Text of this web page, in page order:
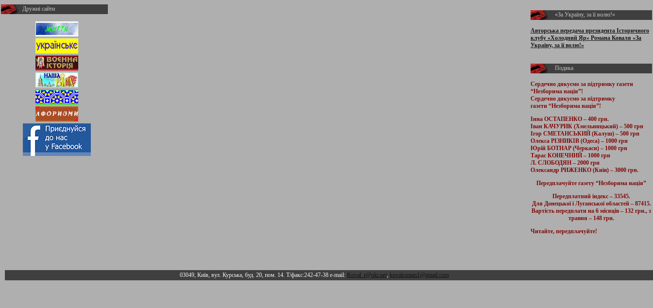
Дружні сайти
«За Україну, за її волю!»
Авторська передача президента Історичного
клубу «Холодний Яр» Романа Коваля «За
Україну, за її волю!»
Подяка
Сердечно дякуємо за підтримку газети
“Незборима нація”!
Сердечно дякуємо за підтримку
газети “Незборима нація”!
Інна ОСТАПЕНКО – 400 грн.
Іван КАЧУРИК (Хмельницький) – 500 грн
Ігор СМЕТАНСЬКИЙ (Калуш) – 500 грн
Олекса РІЗНИКІВ (Одеса) – 1000 грн
Юрій БОТНАР (Черкаси) – 1000 грн
Тарас КОНЕЧНИЙ – 1000 грн
Л. СЛОБОДЯН – 2000 грн
Олександр РИЖЕНКО (Київ) – 3000 грн.
Передплачуйте газету “Незборима нація”
Передплатний індекс – 33545.
Для Донецької і Луганської областей – 87415.
Вартість передплати на 6 місяців – 132 грн., з
травня – 148 грн.
Читайте, передплачуйте!
03049, Київ, вул. Курська, буд. 20, пом. 14. Т/факс:242-47-38 e-mail: Koval_r@ukr.net, kovalroman1@gmail.com